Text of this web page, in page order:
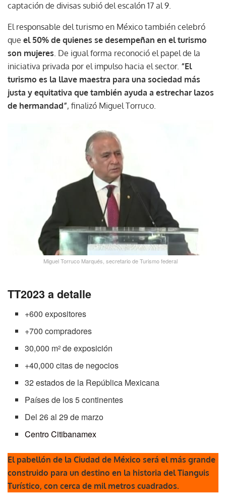
captación de divisas subió del escalón 17 al 9.
El responsable del turismo en México también celebró
que el 50% de quienes se desempeñan en el turismo
son mujeres. De igual forma reconoció el papel de la
iniciativa privada por el impulso hacia el sector. “El
turismo es la llave maestra para una sociedad más
justa y equitativa que también ayuda a estrechar lazos
de hermandad”, finalizó Miguel Torruco.
Miguel Torruco Marqués, secretario de Turismo federal
TT2023 a detalle
+600 expositores
+700 compradores
30,000 m2de exposición
+40,000 citas de negocios
32 estados de la República Mexicana
Países de los 5 continentes
Del 26 al 29 de marzo
Centro Citibanamex
El pabellón de la Ciudad de México será el más grande
construido para un destino en la historia del Tianguis
Turístico, con cerca de mil metros cuadrados.